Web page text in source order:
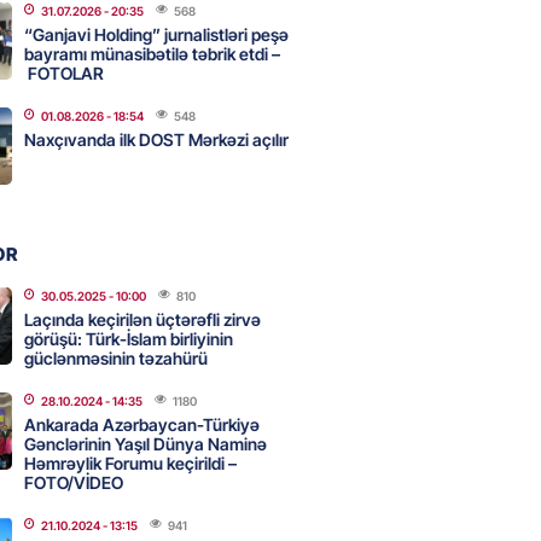
- 11:30 78
bəstəkar necə qətlə
– VİDEO
ölkələrinə zərbə endirməklə
- 11:00 68
dənizdə mülki gəmilərə
qəbuledilməz hesab edir
- 10:45
31.07.2026- 20:35 568
“Ganjavi Holding” jurnalistləri peşə
bayramı münasibətilə təbrik etdi –
FOTOLAR
01.08.2026- 18:54 548
Naxçıvanda ilk DOST Mərkəzi açılır
30.05.2025- 10:00 810
Laçında keçirilən üçtərəfli zirvə
görüşü: Türk-İslam birliyinin
güclənməsinin təzahürü
28.10.2024- 14:35 1180
Ankarada Azərbaycan-Türkiyə
Gənclərinin Yaşıl Dünya Naminə
Həmrəylik Forumu keçirildi –
FOTO/VİDEO
21.10.2024- 13:15 941